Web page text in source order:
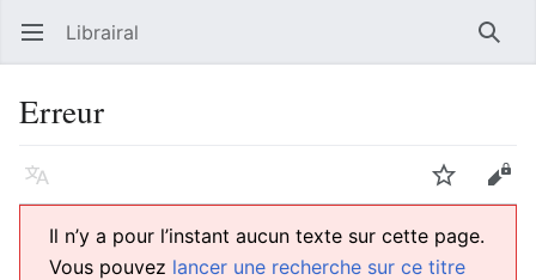
Ouvrir le menu principal Librairal
Erreur
Langue Suivre
Il n’y a pour l’instant aucun texte sur cette page.
Vous pouvez lancer une recherche sur ce titre